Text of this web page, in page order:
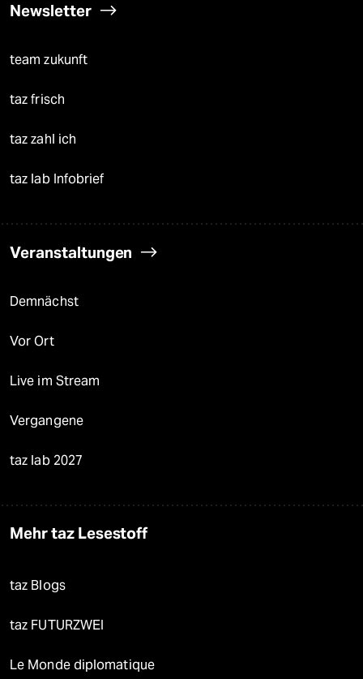
Newsletter
team zukunft
taz frisch
taz zahl ich
taz lab Infobrief
Veranstaltungen
Demnächst
Vor Ort
Live im Stream
Vergangene
taz lab 2027
Mehr taz Lesestoff
taz Blogs
taz FUTURZWEI
Le Monde diplomatique